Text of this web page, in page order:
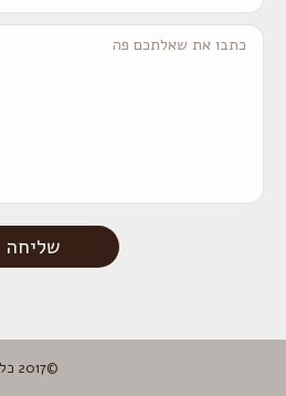
כתבו את שאלתכם פה
שליחה
©2017 כל הזכויות שמורות לחיים כהן